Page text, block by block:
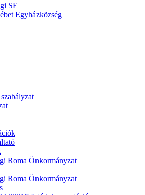
SE
Egyházközség
Roma Önkormányzat
Roma Önkormányzat